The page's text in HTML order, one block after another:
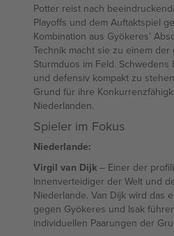
Potter reist nach
Playoffs und dem Auftaktspiel
Kombination aus Gyökeres’
Technik macht sie zu einem der
Sturmduos im Feld.
und defensiv kompakt zu
Grund für ihre
Niederlanden.
Spieler im Fokus
Niederlande:
Virgil van Dijk – Einer der
Innenverteidiger der Welt und
Niederlande. Van Dijk wird das
gegen Gyökeres und Isak
individuellen Paarungen der